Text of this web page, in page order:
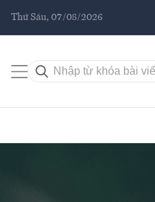
Thứ Sáu, 07/08/2026